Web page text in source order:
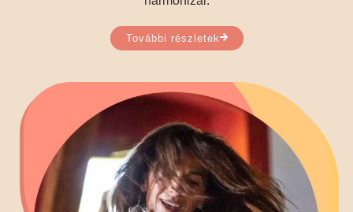
További részletek